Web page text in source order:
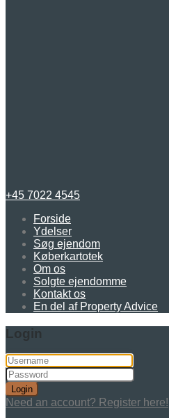
+45 7022 4545
Forside
Ydelser
Søg ejendom
Køberkartotek
Om os
Solgte ejendomme
Kontakt os
En del af Property Advice
Login
Login
Need an account? Register here!